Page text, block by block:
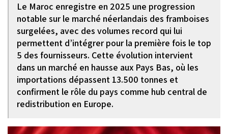
Le Maroc enregistre en 2025 une progression
notable sur le marché néerlandais des framboises
surgelées, avec des volumes record qui lui
permettent d’intégrer pour la première fois le top
5 des fournisseurs. Cette évolution intervient
dans un marché en hausse aux Pays Bas, où les
importations dépassent 13.500 tonnes et
confirment le rôle du pays comme hub central de
redistribution en Europe.